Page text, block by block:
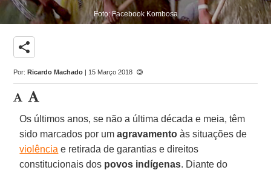
Foto: Facebook Kombosa
share
Por:Ricardo Machado | 15 Março 2018
Os últimos anos, se não a última década e meia, têm
sido marcados por umagravamento às situações de
violência e retirada de garantias e direitos
constitucionais dos povos indígenas. Diante do